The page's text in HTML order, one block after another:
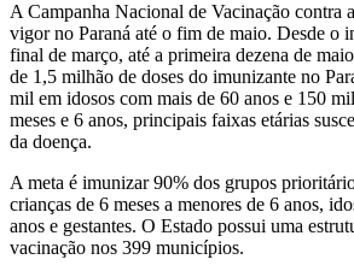
A Campanha Nacional de Vacinação contra
vigor no Paraná até o fim de maio. Desde o
final de março, até a primeira dezena de
de 1,5 milhão de doses do imunizante no
mil em idosos com mais de 60 anos e 150
meses e 6 anos, principais faixas etárias
da doença.
A meta é imunizar 90% dos grupos
crianças de 6 meses a menores de 6 anos,
anos e gestantes. O Estado possui uma
vacinação nos 399 municípios.